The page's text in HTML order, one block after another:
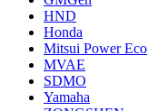
HND
Honda
Mitsui Power Eco
MVAE
SDMO
Yamaha